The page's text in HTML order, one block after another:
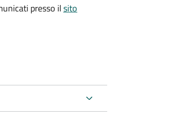
presso ilsito